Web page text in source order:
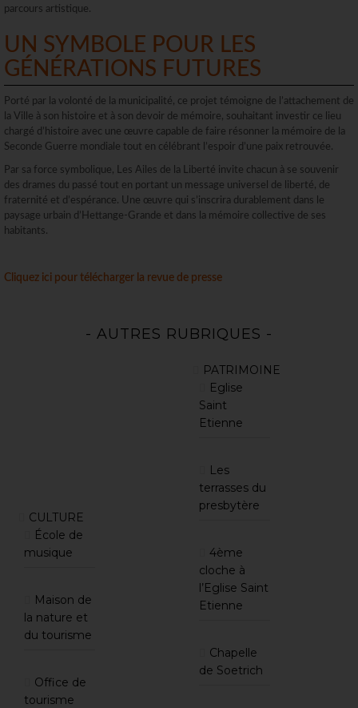
parcours artistique.
UN SYMBOLE POUR LES
GÉNÉRATIONS FUTURES
Porté par la volonté de la municipalité, ce projet témoigne de l’attachement de
la Ville à son histoire et à son devoir de mémoire, souhaitant investir ce lieu
chargé d’histoire avec une œuvre capable de faire résonner la mémoire de la
Seconde Guerre mondiale tout en célébrant l’espoir d’une paix retrouvée.
Par sa force symbolique, Les Ailes de la Liberté invite chacun à se souvenir
des drames du passé tout en portant un message universel de liberté, de
fraternité et d’espérance. Une œuvre qui s’inscrira durablement dans le
paysage urbain d’Hettange-Grande et dans la mémoire collective de ses
habitants.
Cliquez ici pour télécharger la revue de presse
- AUTRES RUBRIQUES -
CULTURE
École de
musique
Maison de
la nature et
du tourisme
Office de
tourisme
PATRIMOINE
Eglise
Saint
Etienne
Les
terrasses du
presbytère
4ème
cloche à
l’Eglise Saint
Etienne
Chapelle
de Soetrich